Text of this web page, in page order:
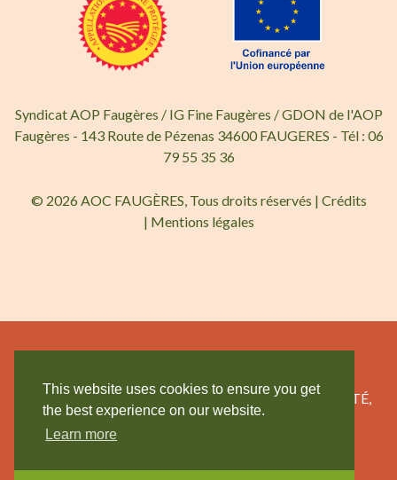
This website uses cookies to ensure you get
the best experience on our website.
Learn more
Syndicat AOP Faugères / IG Fine Faugères / GDON de l'AOP
Faugères - 143 Route de Pézenas 34600 FAUGERES - Tél : 06
79 55 35 36
© 2026 AOC FAUGÈRES, Tous droits réservés | Crédits
| Mentions légales
L’ABUS D’ALCOOL EST DANGEREUX POUR LA SANTÉ,
CONSOMMEZ AVEC MODÉRATION.